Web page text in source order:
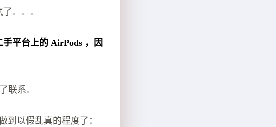
。。。
平台上的 AirPods ，因
联系。
到以假乱真的程度了：